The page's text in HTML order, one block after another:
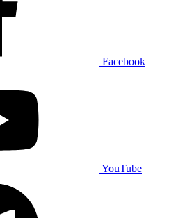
Facebook
YouTube